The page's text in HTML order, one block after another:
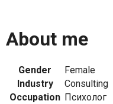
About me
Gender
Female
Industry
Consulting
Occupation Психолог